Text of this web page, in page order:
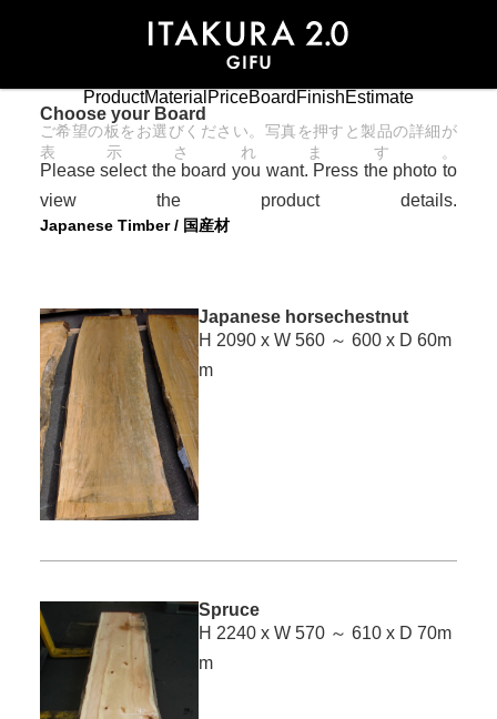
ProductMaterial PriceBoard FinishEstimate
Choose your Board
Please select the board you want. Press the photo to
view the product details.
ご希望の板をお選びください。写真を押すと製品の詳細が
表示されます。
Japanese Timber / 国産材
Japanese horsechestnut
H 2090 x W 560 ～ 600 x D 60m
m
Spruce
H 2240 x W 570 ～ 610 x D 70m
m